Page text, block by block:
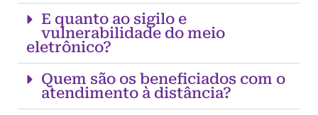
E quanto ao sigilo e
vulnerabilidade do meio
eletrônico?
Quem são os beneficiados com o
atendimento à distância?